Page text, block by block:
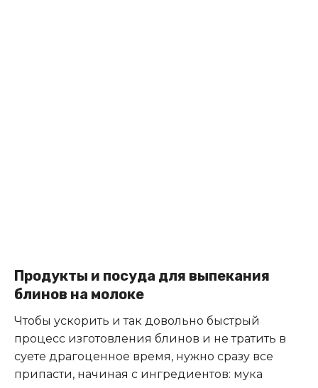
Продукты и посуда для выпекания
блинов на молоке
Чтобы ускорить и так довольно быстрый
процесс изготовления блинов и не тратить в
суете драгоценное время, нужно сразу все
припасти, начиная с ингредиентов: мука